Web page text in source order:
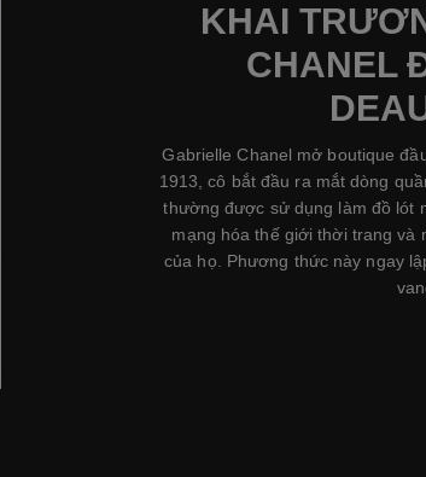
KHAI
CHANEL
Gabrielle Chanel mở boutique
1913, cô bắt đầu ra mắt dòng
thường được sử dụng làm đồ lót
mạng hóa thế giới thời trang và
của họ. Phương thức này ngay